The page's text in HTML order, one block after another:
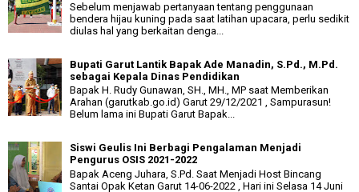
Sebelum menjawab pertanyaan tentang penggunaan
bendera hijau kuning pada saat latihan upacara, perlu sedikit
diulas hal yang berkaitan denga...
Bupati Garut Lantik Bapak Ade Manadin, S.Pd., M.Pd.
sebagai Kepala Dinas Pendidikan
Bapak H. Rudy Gunawan, SH., MH., MP saat Memberikan
Arahan (garutkab.go.id) Garut 29/12/2021 , Sampurasun!
Belum lama ini Bupati Garut Bapak...
Siswi Geulis Ini Berbagi Pengalaman Menjadi
Pengurus OSIS 2021-2022
Bapak Aceng Juhara, S.Pd. Saat Menjadi Host Bincang
Santai Opak Ketan Garut 14-06-2022 , Hari ini Selasa 14 Juni